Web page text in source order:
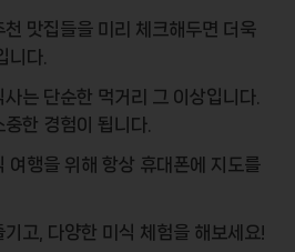
천 맛집들을 미리 체크해두면 더욱
니다.
사는 단순한 먹거리 그 이상입니다.
한 경험이 됩니다.
여행을 위해 항상 휴대폰에 지도를
고, 다양한 미식 체험을 해보세요!